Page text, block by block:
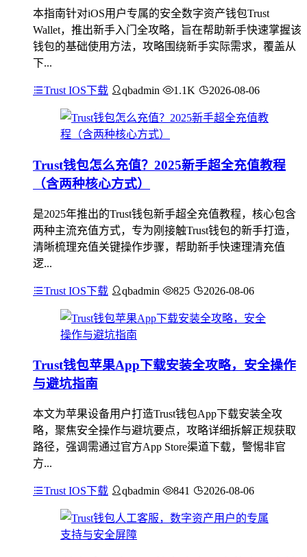
本指南针对iOS用户专属的安全数字资产钱包Trust
Wallet，推出新手入门全攻略，旨在帮助新手快速掌握该
钱包的基础使用方法，攻略围绕新手实际需求，覆盖从
下...
Trust IOS下载 qbadmin 1.1K 2026-08-06
Trust钱包怎么充值？2025新手超全充值教程
（含两种核心方式）
是2025年推出的Trust钱包新手超全充值教程，核心包含
两种主流充值方式，专为刚接触Trust钱包的新手打造，
清晰梳理充值关键操作步骤，帮助新手快速理清充值
逻...
Trust IOS下载 qbadmin 825 2026-08-06
Trust钱包苹果App下载安装全攻略，安全操作
与避坑指南
本文为苹果设备用户打造Trust钱包App下载安装全攻
略，聚焦安全操作与避坑要点，攻略详细拆解正规获取
路径，强调需通过官方App Store渠道下载，警惕非官
方...
Trust IOS下载 qbadmin 841 2026-08-06